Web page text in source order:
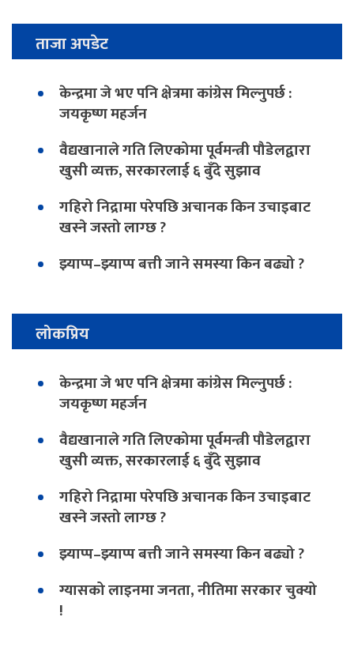
ताजा अपडेट
केन्द्रमा जे भए पनि क्षेत्रमा कांग्रेस मिल्नुपर्छ :
जयकृष्ण महर्जन
वैद्यखानाले गति लिएकोमा पूर्वमन्त्री पौडेलद्वारा
खुसी व्यक्त, सरकारलाई ६ बुँदे सुझाव
गहिरो निद्रामा परेपछि अचानक किन उचाइबाट
खस्ने जस्तो लाग्छ ?
झ्याप्प–झ्याप्प बत्ती जाने समस्या किन बढ्यो ?
लोकप्रिय
केन्द्रमा जे भए पनि क्षेत्रमा कांग्रेस मिल्नुपर्छ :
जयकृष्ण महर्जन
वैद्यखानाले गति लिएकोमा पूर्वमन्त्री पौडेलद्वारा
खुसी व्यक्त, सरकारलाई ६ बुँदे सुझाव
गहिरो निद्रामा परेपछि अचानक किन उचाइबाट
खस्ने जस्तो लाग्छ ?
झ्याप्प–झ्याप्प बत्ती जाने समस्या किन बढ्यो ?
ग्यासको लाइनमा जनता, नीतिमा सरकार चुक्यो
!